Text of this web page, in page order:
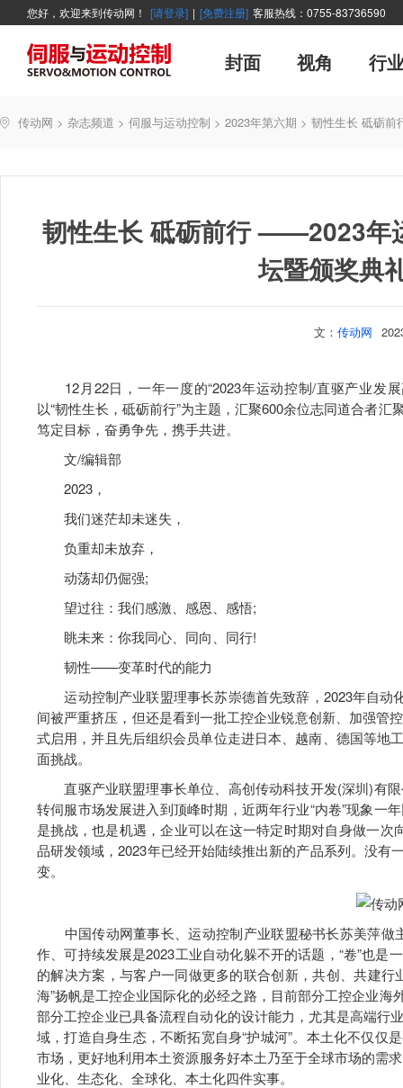
您好，欢迎来到传动网！ [请登录] | [免费注册] 客服热线：0755-83736590
封面 视角
产业活动
行
企业管理
智能制造
技术与应用
传动网 > 杂志频道 > 伺服与运动控制 > 2023年第六期 > 韧性生长 砥砺
韧性生长 砥砺前行 ——2023年
坛暨颁奖典
文： 传动网
12月22日，一年一度的“2023年运动控制/直驱产业发
以“韧性生长，砥砺前行”为主题，汇聚600余位志同道合者
笃定目标，奋勇争先，携手共进。
文/编辑部
2023，
我们迷茫却未迷失，
负重却未放弃，
动荡却仍倔强;
望过往：我们感激、感恩、感悟;
眺未来：你我同心、同向、同行!
韧性——变革时代的能力
运动控制产业联盟理事长苏崇德首先致辞，2023年自动
间被严重挤压，但还是看到一批工控企业锐意创新、加强管
式启用，并且先后组织会员单位走进日本、越南、德国等地
面挑战。
直驱产业联盟理事长单位、高创传动科技开发(深圳)有限
转伺服市场发展进入到顶峰时期，近两年行业“内卷”现象一
是挑战，也是机遇，企业可以在这一特定时期对自身做一
品研发领域，2023年已经开始陆续推出新的产品系列。没
变。
中国传动网董事长、运动控制产业联盟秘书长苏美萍做
作、可持续发展是2023工业自动化躲不开的话题，“卷”也
的解决方案，与客户一同做更多的联合创新，共创、共建
海”扬帆是工控企业国际化的必经之路，目前部分工控企业
部分工控企业已具备流程自动化的设计能力，尤其是高端行
域，打造自身生态，不断拓宽自身“护城河”。本土化不仅仅
市场，更好地利用本土资源服务好本土乃至于全球市场的需
业化、生态化、全球化、本土化四件实事。